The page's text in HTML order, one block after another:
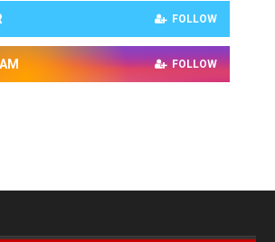
FOLLOW
FOLLOW